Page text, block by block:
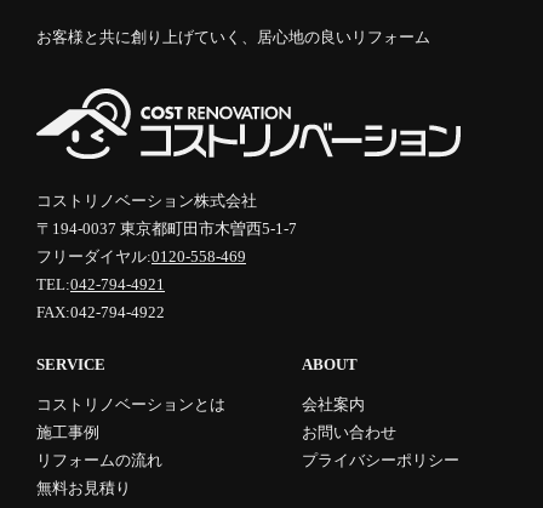
お客様と共に創り上げていく、居心地の良いリフォーム
コストリノベーション株式会社
〒194-0037 東京都町田市木曽西5-1-7
フリーダイヤル:0120-558-469
TEL:042-794-4921
FAX:042-794-4922
SERVICE
コストリノベーションとは
施工事例
リフォームの流れ
無料お見積り
ABOUT
会社案内
お問い合わせ
プライバシーポリシー